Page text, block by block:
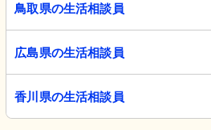
鳥取県の生活相談員
広島県の生活相談員
香川県の生活相談員